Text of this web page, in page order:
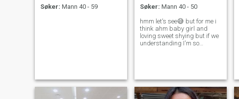
Søker: Mann 40 - 59
Søker: Mann 40 - 50
hmm let's see😅 but for me i
think ahm baby girl and
loving sweet shying but if we
understanding I'm so